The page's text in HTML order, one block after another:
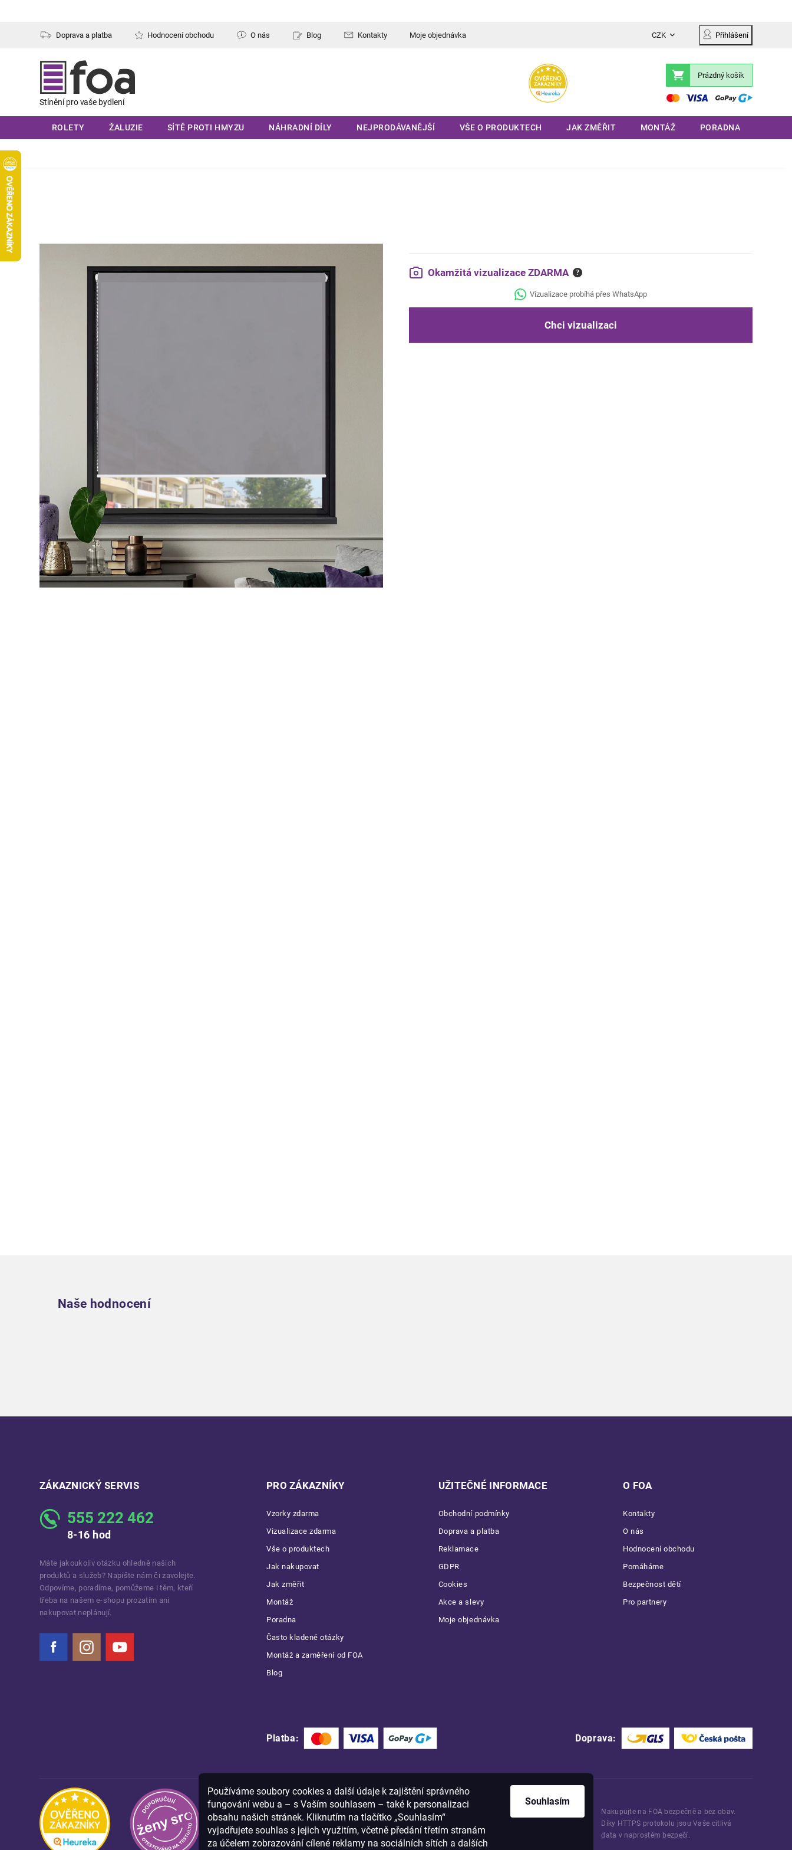
Používáme soubory cookies a další údaje k zajištění správného
fungování webu a – s Vaším souhlasem – také k personalizaci
obsahu našich stránek. Kliknutím na tlačítko „Souhlasím“
vyjadřujete souhlas s jejich využitím, včetně předání třetím stranám
za účelem zobrazování cílené reklamy na sociálních sítích a dalších
Souhlasím
Doprava a platba Hodnocení obchodu O nás Blog Kontakty Moje objednávka CZK Přihlášení
Nákupní
košík
Prázdný košík
ROLETY ŽALUZIE SÍTĚ PROTI HMYZU NÁHRADNÍ DÍLY NEJPRODÁVANĚJŠÍ VŠE O PRODUKTECH JAK ZMĚŘIT MONTÁŽ PORADNA
Okamžitá vizualizace ZDARMA ?
Vizualizace probíhá přes WhatsApp
Chci vizualizaci
Naše hodnocení
ZÁKAZNICKÝ SERVIS
555 222 462
8-16 hod
Máte jakoukoliv otázku ohledně našich
produktů a služeb? Napište nám či zavolejte.
Odpovíme, poradíme, pomůžeme i těm, kteří
třeba na našem e-shopu prozatím ani
nakupovat neplánují.
Instagram
PRO ZÁKAZNÍKY
Vzorky zdarma
Vizualizace zdarma
Vše o produktech
Jak nakupovat
Jak změřit
Montáž
Poradna
Často kladené otázky
Montáž a zaměření od FOA
Blog
UŽITEČNÉ INFORMACE
Obchodní podmínky
Doprava a platba
Reklamace
GDPR
Cookies
Akce a slevy
Moje objednávka
O FOA
Kontakty
O nás
Hodnocení obchodu
Pomáháme
Bezpečnost dětí
Pro partnery
Platba: Doprava:
Nakupujte na FOA bezpečně a bez obav.
Díky HTTPS protokolu jsou Vaše citlivá
data v naprostém bezpečí.